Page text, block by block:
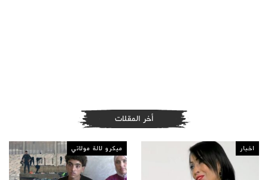
أخر المقلات
اخبار ميكرو لالة مولاتي